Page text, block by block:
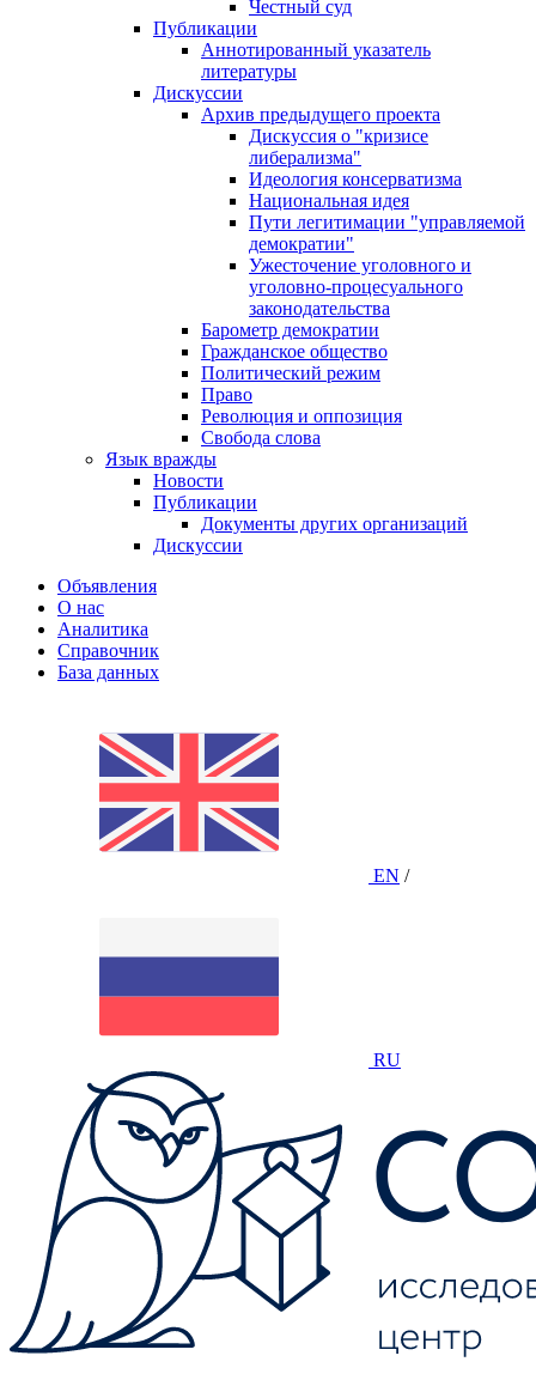
Честный суд
Публикации
Аннотированный указатель
литературы
Дискуссии
Архив предыдущего проекта
Дискуссия о "кризисе
либерализма"
Идеология консерватизма
Национальная идея
Пути легитимации "управляемой
демократии"
Ужесточение уголовного и
уголовно-процесуального
законодательства
Барометр демократии
Гражданское общество
Политический режим
Право
Революция и оппозиция
Свобода слова
Язык вражды
Новости
Публикации
Документы других организаций
Дискуссии
Объявления
О нас
Аналитика
Справочник
База данных
EN /
RU